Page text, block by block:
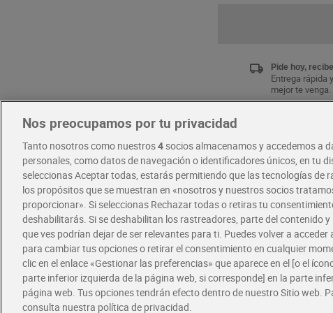
Pide hoy,
Entrega rápida
mejor te venga.
Disfruta las
exclusivas.
Descárgate la
RECETAS ·
Nos preocupamos por tu privacidad
Tanto nosotros como nuestros4socios almacenamos y accedemos a
personales, como datos de navegación o identificadores únicos, en tu
seleccionas Aceptar todas, estarás permitiendo que las tecnologías de
los propósitos que se muestran en «nosotros y nuestros socios
proporcionar». Si seleccionas Rechazar todas o retiras tu
deshabilitarás. Si se deshabilitan los rastreadores, parte del contenido
que ves podrían dejar de ser relevantes para ti. Puedes volver a acceder
para cambiar tus opciones o retirar el consentimiento en cualquier
clic en el enlace «Gestionar las preferencias» que aparece en el [o el
parte inferior izquierda de la página web, si corresponde] en la parte
página web. Tus opciones tendrán efecto dentro de nuestro Sitio web.
consulta nuestra política de privacidad.